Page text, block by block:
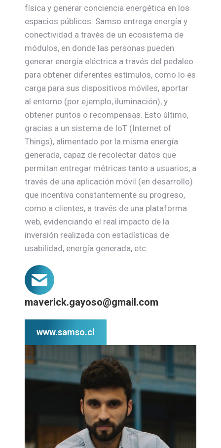
física y generar conciencia energética en los
espacios públicos. Samso entrega energía y
conectividad a través de un ecosistema de
módulos, en donde las personas pueden
generar energía eléctrica a través del pedaleo
para obtener diferentes estímulos, como lo es
carga para sus dispositivos móviles, aportar
al entorno (por ejemplo, iluminación), y
obtener puntos o recompensas. Esto último,
gracias a un sistema de IoT (Internet of
Things), alimentado por la misma energía
generada, capaz de recolectar datos que
permitan entregar métricas tanto a usuarios, a
través de una aplicación móvil (en desarrollo)
que incentiva constantemente su progreso,
como a clientes, a través de una plataforma
web, evidenciando el real impacto de la
inversión realizada con estadísticas de
usabilidad, energía generada, etc.
maverick.gayoso@gmail.com
www.samso.cl